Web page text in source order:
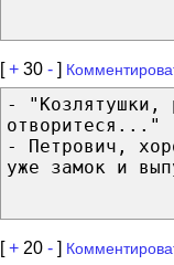
[+ 30 - ]
- "Козлятушки,
отворитеся..."
- Петрович,
уже замок и
[+ 20 - ]